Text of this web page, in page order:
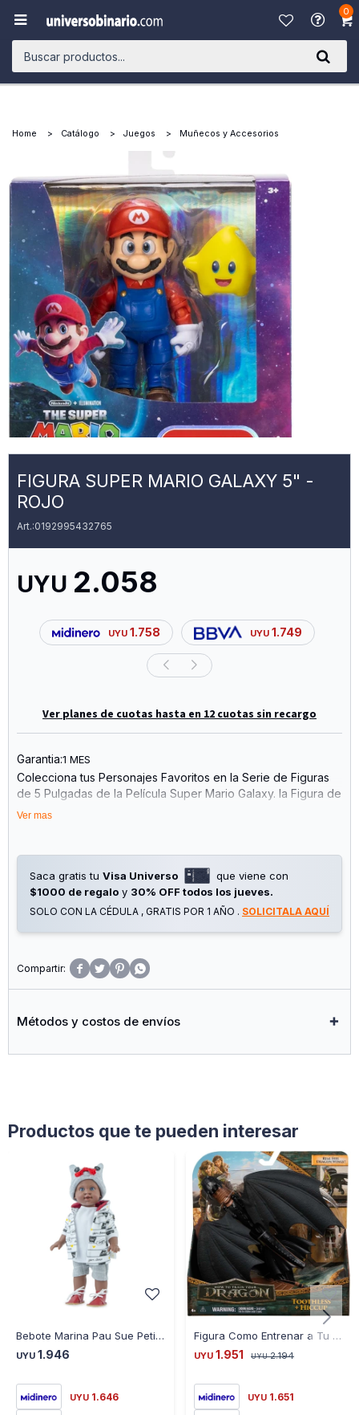
0

Home Catálogo Juegos Muñecos y Accesorios
FIGURA SUPER MARIO GALAXY 5" -
ROJO
0192995432765
UYU 2.058
UYU 1.758 UYU 1.749
Ver planes de cuotas hasta en 12 cuotas sin recargo
Garantia:1 MES
Colecciona tus Personajes Favoritos en la Serie de Figuras
de 5 Pulgadas de la Película Super Mario Galaxy. la Figura de
Mario Está Inspirada en la Película y Viene con Detalles de
Estrella Luma Amarillo Que Brilla en la Oscuridad, Todo
Exhibido en una Caja con Ventana. Wave 1 Cuenta con Mario,
Yoshi, Rosalina y Bowser Jr. ¡Puedes Coleccionarlos Todos!
Figura de Mario de 5 Pulgadas de Super Mario Galaxy Movie
22 Puntos de Articulación
Ojos Acrílicos Realistas
Sugerido para Niños de 3 Años en Adelante. Cada Uno se
Ver mas
Saca gratis tu Visa Universo
que viene con
$1000 de regalo y 30% OFF todos los jueves.
SOLO CON LA CÉDULA , GRATIS POR 1 AÑO . SOLICITALA AQUÍ
   
Métodos y costos de envíos
Productos que te pueden interesar
Bebote Marina Pau Sue Petit Soleil Estuche 30 cm
UYU 1.946
UYU 1.646
Figura Como Entrenar a Tu Dragon Chimuelo y Hipo
UYU 1.951 UYU 2.194
UYU 1.651